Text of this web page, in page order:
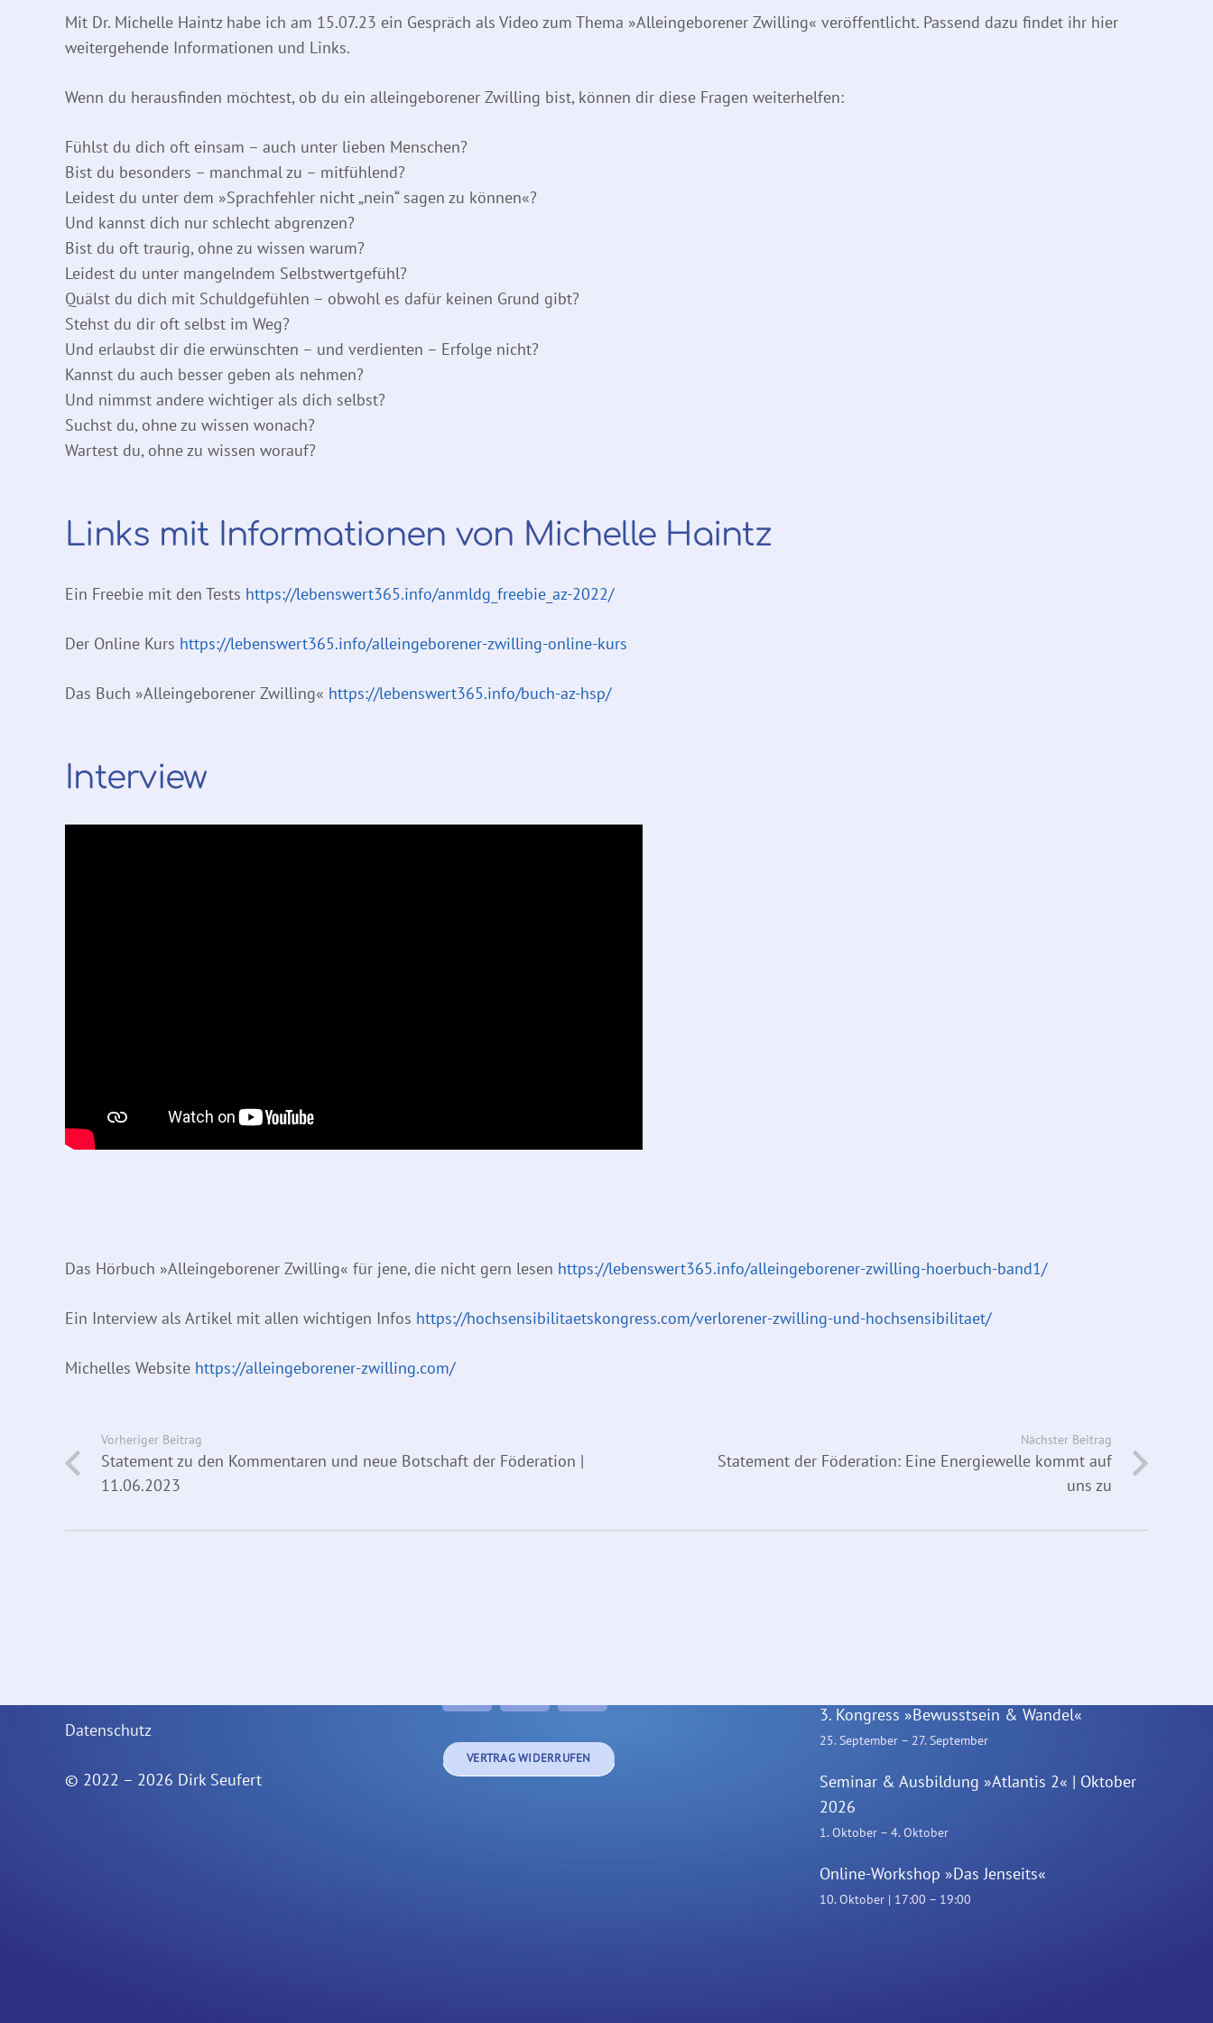
Mit Dr. Michelle Haintz habe ich am 15.07.23 ein Gespräch als Video zum Thema »Alleingeborener Zwilling« veröffentlicht. Passend dazu findet ihr hier
weitergehende Informationen und Links.
Wenn du herausfinden möchtest, ob du ein alleingeborener Zwilling bist, können dir diese Fragen weiterhelfen:
Fühlst du dich oft einsam – auch unter lieben Menschen?
Bist du besonders – manchmal zu – mitfühlend?
Leidest du unter dem »Sprachfehler nicht „nein“ sagen zu können«?
Und kannst dich nur schlecht abgrenzen?
Bist du oft traurig, ohne zu wissen warum?
Leidest du unter mangelndem Selbstwertgefühl?
Quälst du dich mit Schuldgefühlen – obwohl es dafür keinen Grund gibt?
Stehst du dir oft selbst im Weg?
Und erlaubst dir die erwünschten – und verdienten – Erfolge nicht?
Kannst du auch besser geben als nehmen?
Und nimmst andere wichtiger als dich selbst?
Suchst du, ohne zu wissen wonach?
Wartest du, ohne zu wissen worauf?
Links mit Informationen von Michelle Haintz
Ein Freebie mit den Tests https://lebenswert365.info/anmldg_freebie_az-2022/
Der Online Kurs https://lebenswert365.info/alleingeborener-zwilling-online-kurs
Das Buch »Alleingeborener Zwilling« https://lebenswert365.info/buch-az-hsp/
Interview
Das Hörbuch »Alleingeborener Zwilling« für jene, die nicht gern lesen https://lebenswert365.info/alleingeborener-zwilling-hoerbuch-band1/
Ein Interview als Artikel mit allen wichtigen Infos https://hochsensibilitaetskongress.com/verlorener-zwilling-und-hochsensibilitaet/
Michelles Website https://alleingeborener-zwilling.com/
Vorheriger Beitrag
Statement zu den Kommentaren und neue Botschaft der Föderation |
11.06.2023
Nächster Beitrag
Statement der Föderation: Eine Energiewelle kommt auf
uns zu
Informationen | Rechtliches
Datenschutz
© 2022 – 2026 Dirk Seufert
Kontakt
VERTRAG WIDERRUFEN
Veranstaltungen
3. Kongress »Bewusstsein & Wandel«
25. September – 27. September
Seminar & Ausbildung »Atlantis 2« | Oktober
2026
1. Oktober – 4. Oktober
Online-Workshop »Das Jenseits«
10. Oktober | 17:00 – 19:00